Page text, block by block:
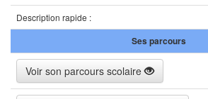
Description rapide :
Ses parcours
Voir son parcours scolaire